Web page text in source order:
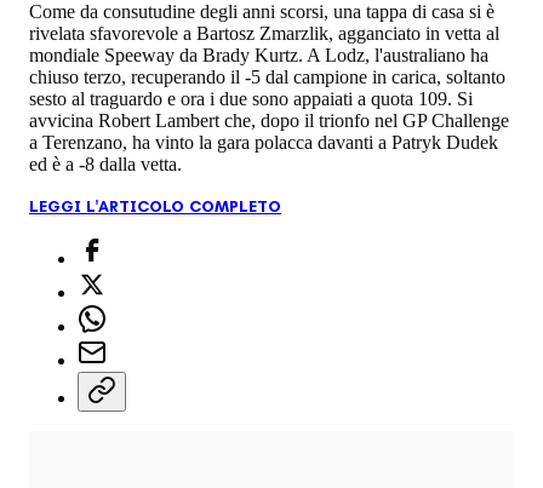
Come da consutudine degli anni scorsi, una tappa di casa si è
rivelata sfavorevole a Bartosz Zmarzlik, agganciato in vetta al
mondiale Speeway da Brady Kurtz. A Lodz, l'australiano ha
chiuso terzo, recuperando il -5 dal campione in carica, soltanto
sesto al traguardo e ora i due sono appaiati a quota 109. Si
avvicina Robert Lambert che, dopo il trionfo nel GP Challenge
a Terenzano, ha vinto la gara polacca davanti a Patryk Dudek
ed è a -8 dalla vetta.
LEGGI L'ARTICOLO COMPLETO